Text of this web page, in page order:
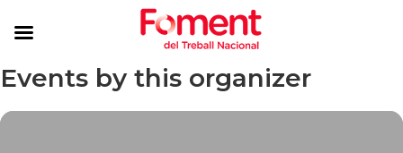
Events by this organizer